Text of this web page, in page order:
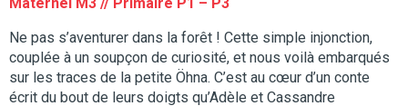
Maternel M3 // Primaire P1 – P3
Ne pas s’aventurer dans la forêt ! Cette simple injonction,
couplée à un soupçon de curiosité, et nous voilà embarqués
sur les traces de la petite Öhna. C’est au cœur d’un conte
écrit du bout de leurs doigts qu’Adèle et Cassandre